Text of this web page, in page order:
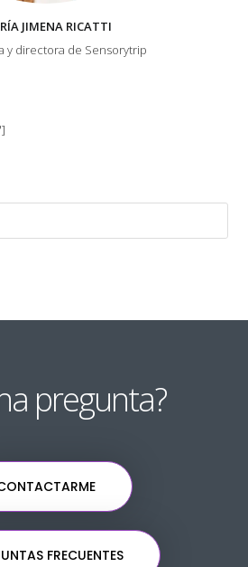
JIMENA RICATTI
y directora de Sensorytrip
pregunta?
FRECUENTES